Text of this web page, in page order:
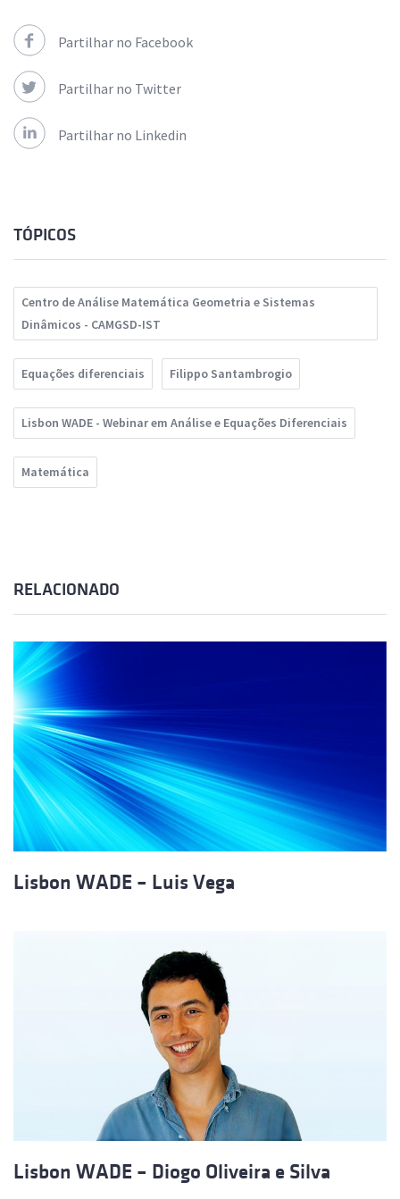
Partilhar no Facebook
Partilhar no Twitter
Partilhar no Linkedin
TÓPICOS
Centro de Análise Matemática Geometria e Sistemas
Dinâmicos - CAMGSD-IST
Equações diferenciais Filippo Santambrogio
Lisbon WADE - Webinar em Análise e Equações Diferenciais
Matemática
RELACIONADO
Lisbon WADE – Luis Vega
Lisbon WADE – Diogo Oliveira e Silva